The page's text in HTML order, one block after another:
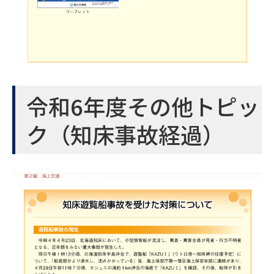
令和6年度その他トピッ
ク（知床事故経過）